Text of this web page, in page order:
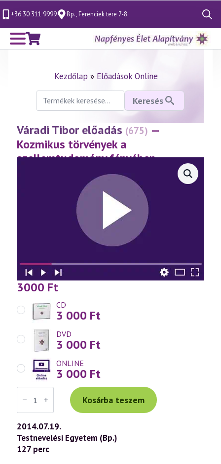
+36 30 311 9999 Bp., Ferenciek tere 7-8.
Search
for:
Kezdőlap » Előadások Online
Keresés
következőre:
Keresés
Váradi Tibor előadás (675) —
Kozmikus törvények a
szellemtudomány fényében
3000 Ft
CD
3 000 Ft
DVD
3 000 Ft
ONLINE
3 000 Ft
Váradi
Tibor
előadás
(675)
—
Kozmikus
törvények
a
szellemtudomány
Kosárba teszem
2014.07.19.
Testnevelési Egyetem (Bp.)
127 perc